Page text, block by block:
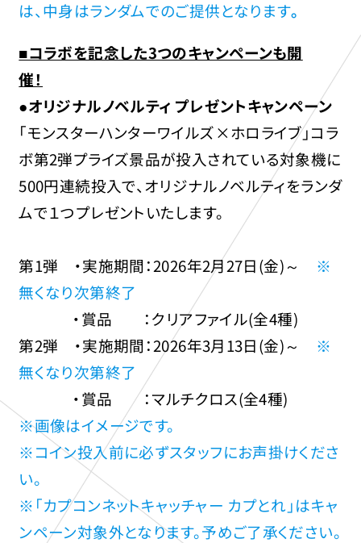
は、中身はランダムでのご提供となります。
■コラボを記念した3つのキャンペーンも開
催！
●オリジナルノベルティ プレゼントキャンペーン
「モンスターハンターワイルズ×ホロライブ」コラ
ボ第2弾プライズ景品が投入されている対象機に
500円連続投入で、オリジナルノベルティをランダ
ムで１つプレゼントいたします。
第1弾 ・実施期間：2026年2月27日(金)～ ※
無くなり次第終了
・賞品 ：クリアファイル(全4種)
第2弾 ・実施期間：2026年3月13日(金)～ ※
無くなり次第終了
・賞品 ：マルチクロス(全4種)
※画像はイメージです。
※コイン投入前に必ずスタッフにお声掛けくださ
い。
※「カプコンネットキャッチャー カプとれ」はキャ
ンペーン対象外となります。予めご了承ください。